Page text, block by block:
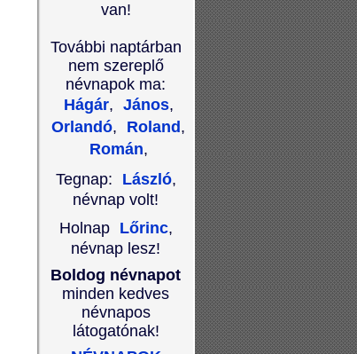
van!
További naptárban
nem szereplő
névnapok ma:
Hágár, János,
Orlandó, Roland ,
Román,
Tegnap:
László,
névnap volt!
Holnap Lőrinc,
névnap lesz!
Boldog névnapot
minden kedves
névnapos
látogatónak!